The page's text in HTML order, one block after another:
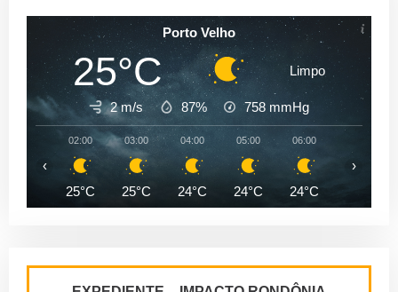
Porto Velho
25°C Limpo
2 m/s 87% 758 mmHg
02:00
25°C
03:00
25°C
04:00
24°C
05:00
24°C
06:00
24°C
‹ ›